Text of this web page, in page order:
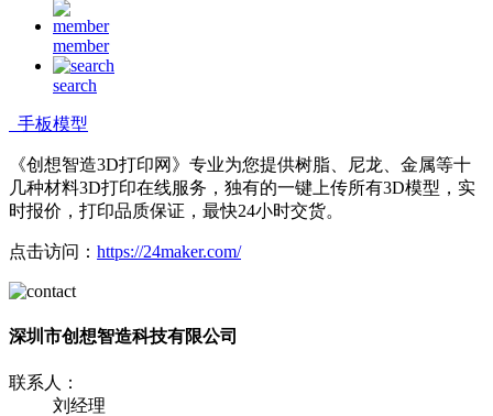
member
search
手板模型
《创想智造3D打印网》专业为您提供树脂、尼龙、金属等十
几种材料3D打印在线服务，独有的一键上传所有3D模型，实
时报价，打印品质保证，最快24小时交货。
点击访问： https://24maker.com/
深圳市创想智造科技有限公司
联系人：
刘经理